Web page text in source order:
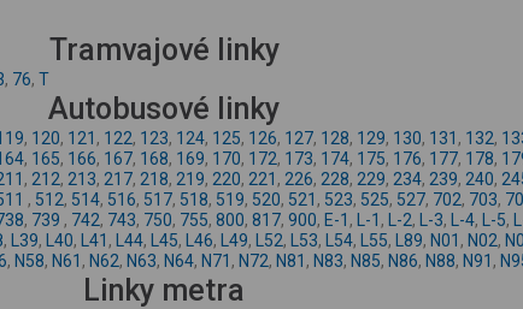
Tramvajové linky
, 76, T
Autobusové linky
, 120, 121 , 122, 123, 124, 125, 126, 127, 128, 129, 130, 131 , 132,
, 165, 166, 167, 168, 169, 170, 172, 173, 174, 175, 176, 177, 178,
, 212, 213, 217, 218, 219, 220, 221 , 226, 228, 229, 234, 239, 240,
, 512, 514, 516, 517, 518, 519, 520, 521 , 523, 525, 527, 702, 703,
, 739 , 742, 743, 750, 755, 800, 817, 900, E-1 , L-1 , L-2, L-3, L-4, L-5,
, L39, L40, L41 , L44, L45, L46, L49, L52, L53, L54, L55, L89, N01 , N02,
, N58, N61 , N62, N63, N64, N71 , N72, N81 , N83, N85, N86, N88, N91 ,
Linky metra